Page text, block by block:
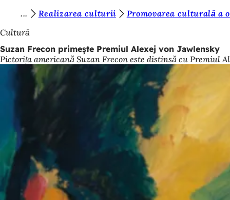
Salt la conținut
u
n
t
i
:
Realizarea culturii
Promovarea culturală a
Cultură
Suzan Frecon primește Premiul Alexej von Jawlensky
Pictorița americană Suzan Frecon este distinsă cu Premiul